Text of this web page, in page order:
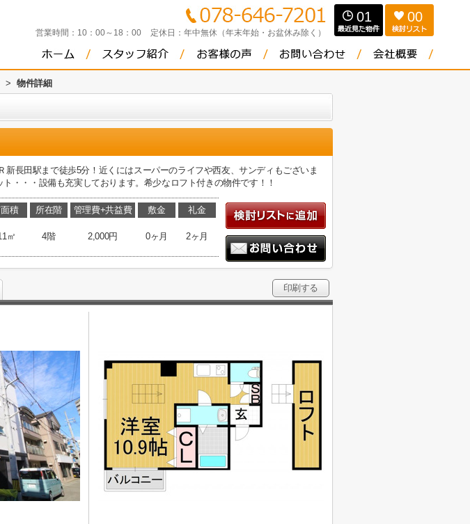
営業時間： 10：00～18：00 定休日： 年中無休（年末年始・お盆休み除く）
01 00
> 物件詳細
長田駅まで徒歩5分！近くにはスーパーのライフや西友、サンディもございま
・・・設備も充実しております。希少なロフト付きの物件です！！
積
㎡
所在階
4階
管理費+共益費
2,000円
敷金
0ヶ月
礼金
2ヶ月
印刷する